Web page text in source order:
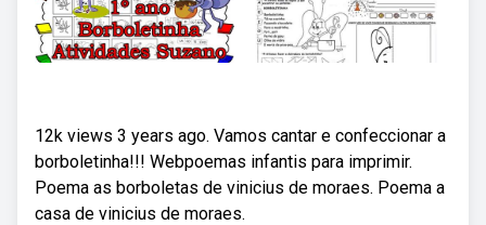
12k views 3 years ago. Vamos cantar e confeccionar a
borboletinha!!! Webpoemas infantis para imprimir.
Poema as borboletas de vinicius de moraes. Poema a
casa de vinicius de moraes.